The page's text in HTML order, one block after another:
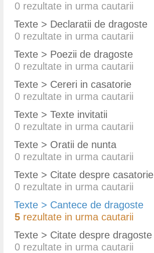
0 rezultate in urma cautarii
Texte > Declaratii de dragoste
0 rezultate in urma cautarii
Texte > Poezii de dragoste
0 rezultate in urma cautarii
Texte > Cereri in casatorie
0 rezultate in urma cautarii
Texte > Texte invitatii
0 rezultate in urma cautarii
Texte > Oratii de nunta
0 rezultate in urma cautarii
Texte > Citate despre casatorie
0 rezultate in urma cautarii
Texte > Cantece de dragoste
5 rezultate in urma cautarii
Texte > Citate despre dragoste
0 rezultate in urma cautarii